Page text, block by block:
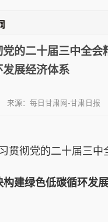
党的二十届三中全
展经济体系
来源：每日甘肃网-甘肃日报
习贯彻党的二十届三中
构建绿色低碳循环发